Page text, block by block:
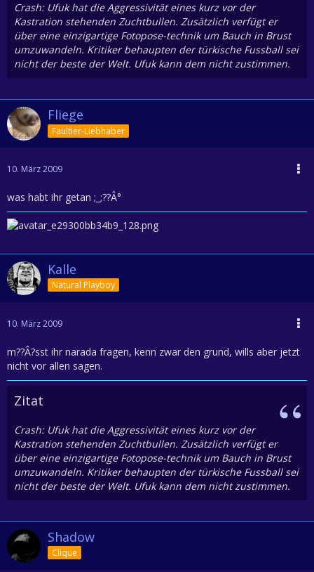
Crash: Ufuk hat die Aggressivität eines kurz vor der
Kastration stehenden Zuchtbullen. Zusätzlich verfügt er
über eine einzigartige Fotopose-technik um Bauch in Brust
umzuwandeln. Kritiker behaupten der türkische Fussball sei
nicht der beste der Welt. Ufuk kann dem nicht zustimmen.
Fliege
Faultier-Liebhaber
10. März 2009
was habt ihr getan ;_;??Â°
Kalle
Natural Playboy
10. März 2009
m??Â?sst ihr narada fragen, kenn zwar den grund, wills aber jetzt
nicht vor allen sagen.
Zitat
Crash: Ufuk hat die Aggressivität eines kurz vor der
Kastration stehenden Zuchtbullen. Zusätzlich verfügt er
über eine einzigartige Fotopose-technik um Bauch in Brust
umzuwandeln. Kritiker behaupten der türkische Fussball sei
nicht der beste der Welt. Ufuk kann dem nicht zustimmen.
Shadow
Clique